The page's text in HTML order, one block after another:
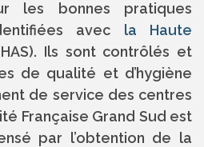
les bonnes pratiques
avec la Haute
Ils sont contrôlés et
de qualité et d’hygiène
de service des centres
Française Grand Sud est
par l’obtention de la